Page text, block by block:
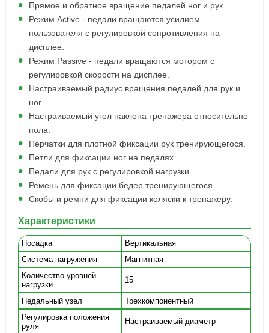
Прямое и обратное вращение педалей ног и рук.
Режим Active - педали вращаются усилием
пользователя с регулировкой сопротивления на
дисплее.
Режим Passive - педали вращаются мотором с
регулировкой скорости на дисплее.
Настраиваемый радиус вращения педалей для рук и
ног.
Настраиваемый угол наклона тренажера относительно
пола.
Перчатки для плотной фиксации рук тренирующегося.
Петли для фиксации ног на педалях.
Педали для рук с регулировкой нагрузки.
Ремень для фиксации бедер тренирующегося.
Скобы и ремни для фиксации коляски к тренажеру.
Характеристики
Посадка
Вертикальная
Система нагружения
Магнитная
Количество уровней
нагрузки
15
Педальный узел
Трехкомпонентный
Регулировка положения
руля
Настраиваемый диаметр